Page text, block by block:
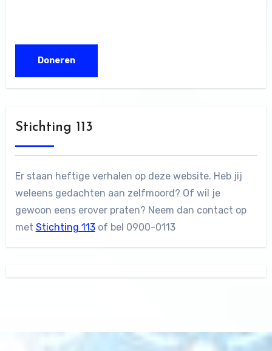
Stichting 113
Er staan heftige verhalen op deze website. Heb jij
weleens gedachten aan zelfmoord? Of wil je
gewoon eens erover praten? Neem dan contact op
met Stichting 113of bel 0900-0113